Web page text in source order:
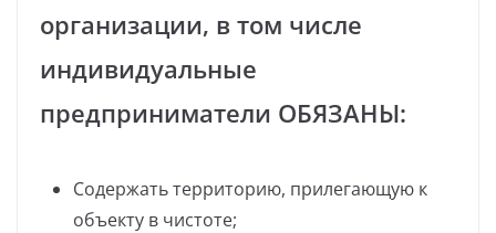
организации, в том числе
индивидуальные
предприниматели ОБЯЗАНЫ:
Содержать территорию, прилегающую к
объекту в чистоте;